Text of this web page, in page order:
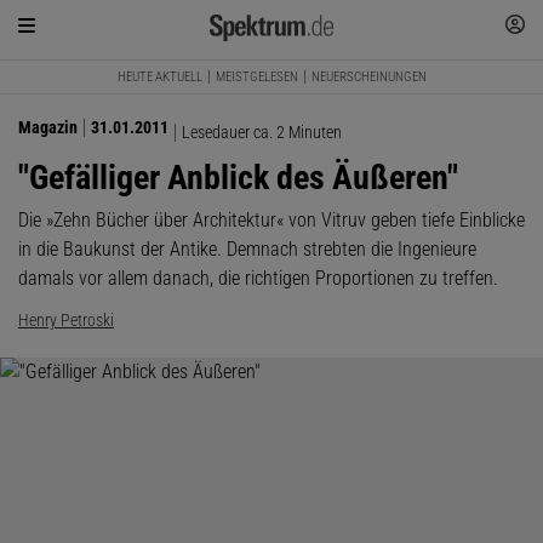
HEUTE AKTUELL MEISTGELESEN NEUERSCHEINUNGEN
Magazin 31.01.2011 Lesedauer ca. 2 Minuten
"Gefälliger Anblick des Äußeren"
Die »Zehn Bücher über Architektur« von Vitruv geben tiefe Einblicke
in die Baukunst der Antike. Demnach strebten die Ingenieure
damals vor allem danach, die richtigen Proportionen zu treffen.
Henry Petroski